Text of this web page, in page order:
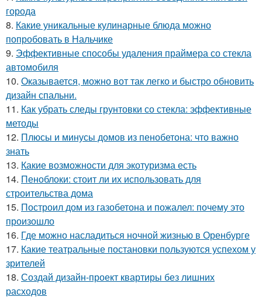
города
8. Какие уникальные кулинарные блюда можно
попробовать в Нальчике
9. Эффективные способы удаления праймера со стекла
автомобиля
10. Оказывается, можно вот так легко и быстро обновить
дизайн спальни.
11. Как убрать следы грунтовки со стекла: эффективные
методы
12. Плюсы и минусы домов из пенобетона: что важно
знать
13. Какие возможности для экотуризма есть
14. Пеноблоки: стоит ли их использовать для
строительства дома
15. Построил дом из газобетона и пожалел: почему это
произошло
16. Где можно насладиться ночной жизнью в Оренбурге
17. Какие театральные постановки пользуются успехом у
зрителей
18. Создай дизайн-проект квартиры без лишних
расходов